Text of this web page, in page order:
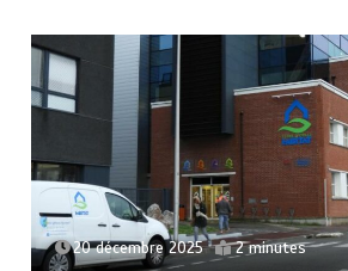
20 décembre 2025 2 minutes